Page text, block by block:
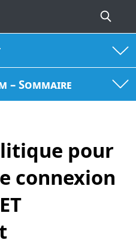
– Sommaire
pour
connexion